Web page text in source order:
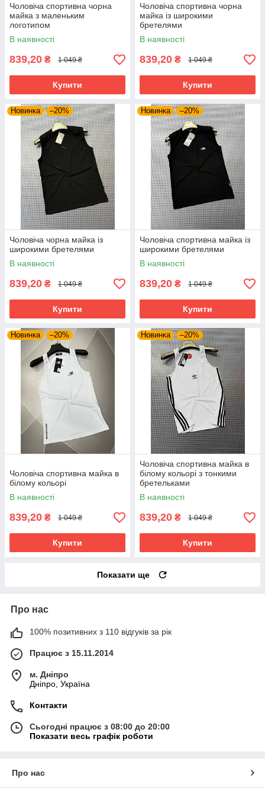
Чоловіча спортивна чорна
майка з маленьким
логотипом
В наявності
839,20 ₴ 1 049 ₴
Купити
Чоловіча спортивна чорна
майка із широкими
бретелями
В наявності
839,20 ₴ 1 049 ₴
Купити
Новинка –20%
Чоловіча чорна майка із
широкими бретелями
В наявності
839,20 ₴ 1 049 ₴
Купити
Новинка –20%
Чоловіча спортивна майка із
широкими бретелями
В наявності
839,20 ₴ 1 049 ₴
Купити
Новинка –20%
Чоловіча спортивна майка в
білому кольорі
В наявності
839,20 ₴ 1 049 ₴
Купити
Новинка –20%
Чоловіча спортивна майка в
білому кольорі з тонкими
бретельками
В наявності
839,20 ₴ 1 049 ₴
Купити
Показати ще
Про нас
100% позитивних з 110 відгуків за рік
Працює з 15.11.2014
м. Дніпро
Дніпро, Україна
Контакти
Сьогодні працює з 08:00 до 20:00
Показати весь графік роботи
Про нас